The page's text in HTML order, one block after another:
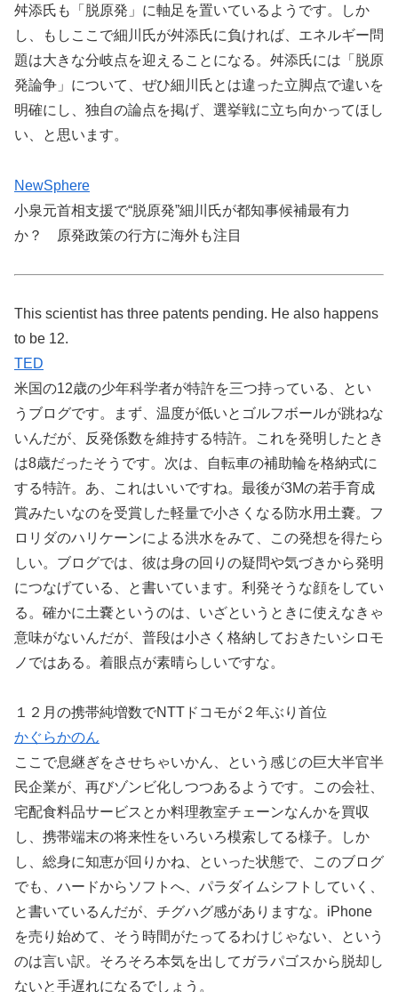
舛添氏も「脱原発」に軸足を置いているようです。しか
し、もしここで細川氏が舛添氏に負ければ、エネルギー問
題は大きな分岐点を迎えることになる。舛添氏には「脱原
発論争」について、ぜひ細川氏とは違った立脚点で違いを
明確にし、独自の論点を掲げ、選挙戦に立ち向かってほし
い、と思います。
NewSphere
小泉元首相支援で“脱原発”細川氏が都知事候補最有力
か？ 原発政策の行方に海外も注目
This scientist has three patents pending. He also happens
to be 12.
TED
米国の12歳の少年科学者が特許を三つ持っている、とい
うブログです。まず、温度が低いとゴルフボールが跳ねな
いんだが、反発係数を維持する特許。これを発明したとき
は8歳だったそうです。次は、自転車の補助輪を格納式に
する特許。あ、これはいいですね。最後が3Mの若手育成
賞みたいなのを受賞した軽量で小さくなる防水用土嚢。フ
ロリダのハリケーンによる洪水をみて、この発想を得たら
しい。ブログでは、彼は身の回りの疑問や気づきから発明
につなげている、と書いています。利発そうな顔をしてい
る。確かに土嚢というのは、いざというときに使えなきゃ
意味がないんだが、普段は小さく格納しておきたいシロモ
ノではある。着眼点が素晴らしいですな。
１２月の携帯純増数でNTTドコモが２年ぶり首位
かぐらかのん
ここで息継ぎをさせちゃいかん、という感じの巨大半官半
民企業が、再びゾンビ化しつつあるようです。この会社、
宅配食料品サービスとか料理教室チェーンなんかを買収
し、携帯端末の将来性をいろいろ模索してる様子。しか
し、総身に知恵が回りかね、といった状態で、このブログ
でも、ハードからソフトへ、パラダイムシフトしていく、
と書いているんだが、チグハグ感がありますな。iPhone
を売り始めて、そう時間がたってるわけじゃない、という
のは言い訳。そろそろ本気を出してガラパゴスから脱却し
ないと手遅れになるでしょう。